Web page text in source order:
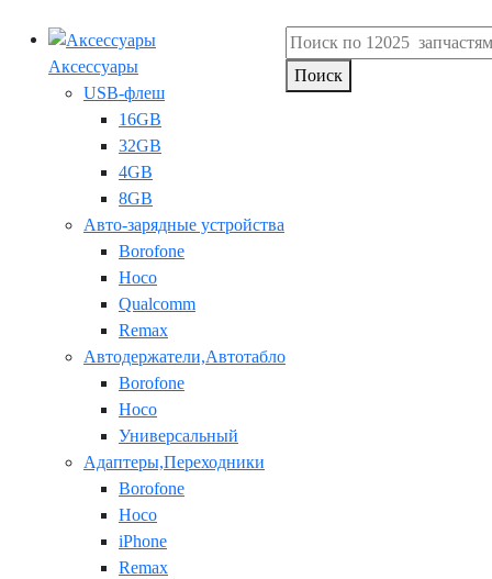
Аксессуары
USB-флеш
16GB
32GB
4GB
8GB
Авто-зарядные устройства
Borofone
Hoco
Qualcomm
Remax
Автодержатели,Автотабло
Borofone
Hoco
Универсальный
Адаптеры,Переходники
Borofone
Hoco
iPhone
Remax
Поиск